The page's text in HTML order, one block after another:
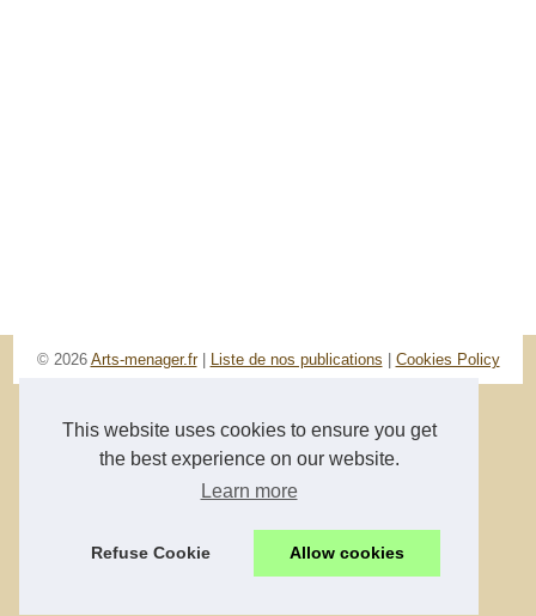
This website uses cookies to ensure you get
the best experience on our website.
Learn more
Refuse Cookie Allow cookies
© 2026 Arts-menager.fr| Liste de nos publications | Cookies Policy